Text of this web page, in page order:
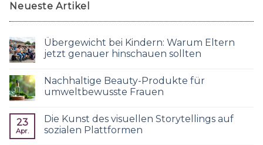
Neueste Artikel
Übergewicht bei Kindern: Warum Eltern
jetzt genauer hinschauen sollten
Nachhaltige Beauty-Produkte für
umweltbewusste Frauen
23
Apr.
Die Kunst des visuellen Storytellings auf
sozialen Plattformen